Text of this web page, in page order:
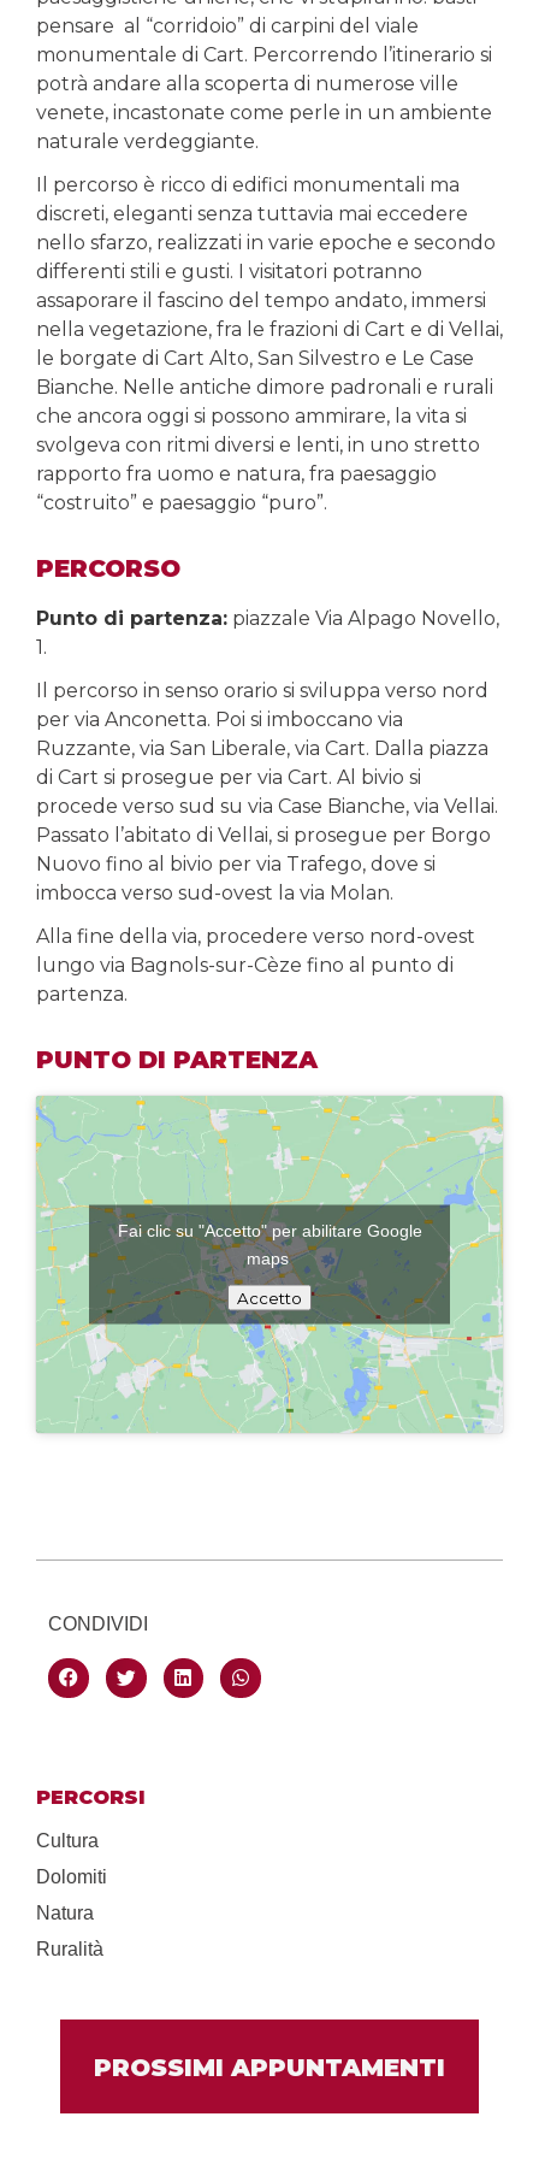
pensare al “corridoio” di carpini del viale
monumentale di Cart. Percorrendo l’itinerario si
potrà andare alla scoperta di numerose ville
venete, incastonate come perle in un ambiente
naturale verdeggiante.
Il percorso è ricco di edifici monumentali ma
discreti, eleganti senza tuttavia mai eccedere
nello sfarzo, realizzati in varie epoche e secondo
differenti stili e gusti. I visitatori potranno
assaporare il fascino del tempo andato, immersi
nella vegetazione, fra le frazioni di Cart e di Vellai,
le borgate di Cart Alto, San Silvestro e Le Case
Bianche. Nelle antiche dimore padronali e rurali
che ancora oggi si possono ammirare, la vita si
svolgeva con ritmi diversi e lenti, in uno stretto
rapporto fra uomo e natura, fra paesaggio
“costruito” e paesaggio “puro”.
PERCORSO
Punto di partenza: piazzale Via Alpago Novello,
1.
Il percorso in senso orario si sviluppa verso nord
per via Anconetta. Poi si imboccano via
Ruzzante, via San Liberale, via Cart. Dalla piazza
di Cart si prosegue per via Cart. Al bivio si
procede verso sud su via Case Bianche, via Vellai.
Passato l’abitato di Vellai, si prosegue per Borgo
Nuovo fino al bivio per via Trafego, dove si
imbocca verso sud-ovest la via Molan.
Alla fine della via, procedere verso nord-ovest
lungo via Bagnols-sur-Cèze fino al punto di
partenza.
PUNTO DI PARTENZA
Fai clic su "Accetto" per abilitare Google
maps
Accetto
CONDIVIDI
PERCORSI
Cultura
Dolomiti
Natura
Ruralità
PROSSIMI APPUNTAMENTI